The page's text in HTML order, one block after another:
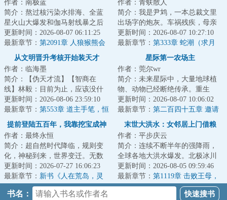
作者：南极蓝
简介：熬过核污染水排海、全蓝
星火山大爆发和伽马射线暴之后
的天灾第十年，夏青昂首挺胸走
出安全区。谁都...
更新时间：2026-08-07 06:11:25
最新章节： 第2091章 人狼猴熊会
作者：青蚨散人
简介：我是尹鸩，一本总裁文里
出场字的炮灰。车祸残疾，母亲
惨死，最终没有尊严的‘被消失’这
是我的既定...
更新时间：2026-08-07 10:27:10
最新章节： 第333章 蛇潮（求月
从文明晋升考核开始装天才
作者：临海墨
简介：【伪天才流】【智商在
线】林毅：目前为止，应该没什
么我领悟不了的，如果有，稍稍
给我点时间，那就...
更新时间：2026-08-06 23:59:10
最新章节： 第553章 道主手笔，恒
源之巅
星际第一农场主
作者：莞尔wr
简介：未来星际中，大量地球植
物、动物已经断绝传承。重生
后，关遗珠从继承一颗荒废星球
开始，让断绝的地...
更新时间：2026-08-07 10:06:02
最新章节： 第二百四十五章 邀请
感受
提前登陆五百年，我靠挖宝成神
作者：最终永恒
简介：超自然时代降临，规则变
化，神秘到来，世界变迁。无数
文明遗迹浮现于世，海量天材地
宝任人捡拾。激...
更新时间：2026-07-27 16:06:23
最新章节： 新书《人在荒岛，灵
气怎么复苏了？》以及515打折活
动
末世大洪水：女邻居上门借粮
作者：平步庆云
简介：连续不断半年的强降雨，
全球各地大洪水爆发。北极冰川
融化，海平面上涨，海水倒灌江
河。冰封的远古...
更新时间：2026-08-05 09:59:46
最新章节： 第1119章 击败王母，
收复昆仑
书名：